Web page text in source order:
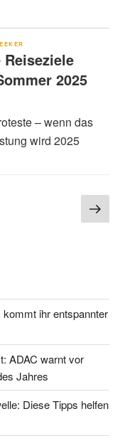
2025
– wenn das
wird 2025
ihr entspannter
ADAC warnt vor
Jahres
Diese Tipps helfen